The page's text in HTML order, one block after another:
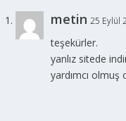
metin 25 Eylül
teşekürler.
yanlız sitede
yardımcı olmuş